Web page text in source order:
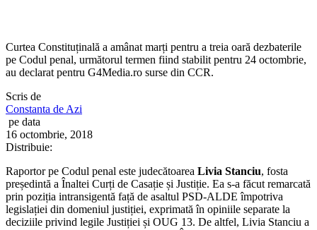
Curtea Constituținală a amânat marți pentru a treia oară dezbaterile
pe Codul penal, următorul termen fiind stabilit pentru 24 octombrie,
au declarat pentru G4Media.ro surse din CCR.
Scris de
Constanta de Azi
pe data
16 octombrie, 2018
Distribuie:
Raportor pe Codul penal este judecătoarea Livia Stanciu, fosta
președintă a Înaltei Curți de Casație și Justiție. Ea s-a făcut remarcată
prin poziția intransigentă față de asaltul PSD-ALDE împotriva
legislației din domeniul justiției, exprimată în opiniile separate la
deciziile privind legile Justiției și OUG 13. De altfel, Livia Stanciu a